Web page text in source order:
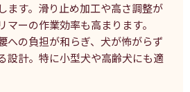
ます。滑り止め加工や高さ調整が
マーの作業効率も高まります。
への負担が和らぎ、犬が怖がらず
設計。特に小型犬や高齢犬にも適